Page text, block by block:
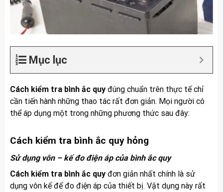
Mục lục
Cách kiểm tra bình ắc quyđúng chuẩn trên thực tế chỉ
cần tiến hành những thao tác rất đơn giản. Mọi người có
thể áp dụng một trong những phương thức sau đây:
Cách kiểm tra bình ắc quy hỏng
Sử dụng vôn – kếđo điện áp của bình ắc quy
Cách kiểm tra bình ắc quyđơn giản nhất chính là sử
dụng vôn kế để đo điện áp của thiết bị. Vật dụng này rất